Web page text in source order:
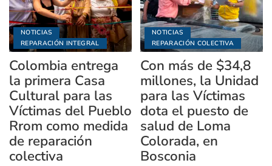
NOTICIAS
REPARACIÓN INTEGRAL
Colombia entrega
la primera Casa
Cultural para las
Víctimas del Pueblo
Rrom como medida
de reparación
colectiva
NOTICIAS
REPARACIÓN COLECTIVA
Con más de $34,8
millones, la Unidad
para las Víctimas
dota el puesto de
salud de Loma
Colorada, en
Bosconia